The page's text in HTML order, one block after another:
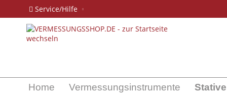
Service/Hilfe
Home Vermessungsinstrumente Stative